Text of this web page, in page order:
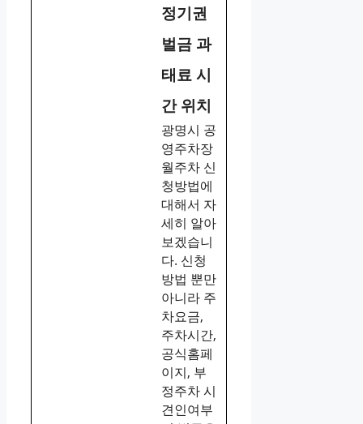
정기권
벌금 과
태료 시
간 위치
광명시 공
영주차장
월주차 신
청방법에
대해서 자
세히 알아
보겠습니
다. 신청
방법 뿐만
아니라 주
차요금,
주차시간,
공식홈페
이지, 부
정주차 시
견인여부